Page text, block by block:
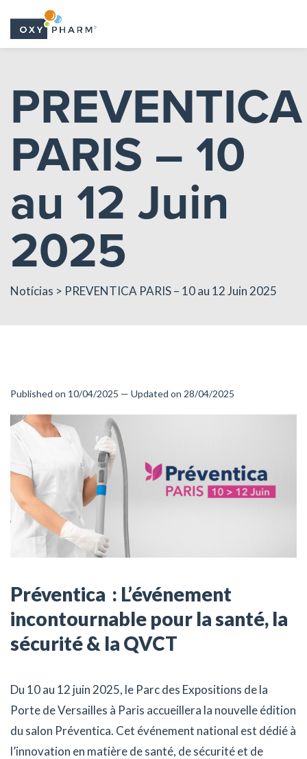
PREVENTICA
PARIS – 10
au 12 Juin
2025
Notícias > PREVENTICA PARIS – 10 au 12 Juin 2025
Published on 10/04/2025 — Updated on 28/04/2025
Préventica : L’événement
incontournable pour la santé, la
sécurité & la QVCT
Du 10 au 12 juin 2025, le Parc des Expositions de la
Porte de Versailles à Paris accueillera la nouvelle édition
du salon Préventica. Cet événement national est dédié à
l’innovation en matière de santé, de sécurité et de